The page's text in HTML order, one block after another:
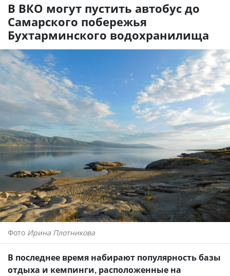
В ВКО могут пустить автобус до
Самарского побережья
Бухтарминского водохранилища
Фото Ирина Плотникова
В последнее время набирают популярность базы
отдыха и кемпинги, расположенные на